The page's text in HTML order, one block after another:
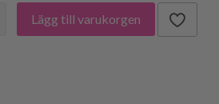
Lägg till varukorgen